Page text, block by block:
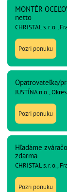
MONTÉR
netto
CHRISTAL s. r. o.,
Pozri ponuku
Opatrovateľka/
JUSTÍNA n.o.,
Pozri ponuku
Hľadáme
zdarma
CHRISTAL s. r. o.,
Pozri ponuku